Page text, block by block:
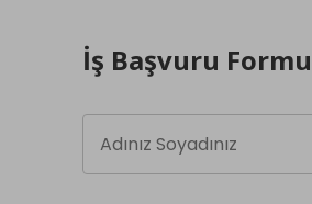
İş Başvuru Formu